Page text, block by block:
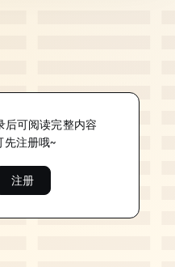
后可阅读完整内容
先注册哦~
注册